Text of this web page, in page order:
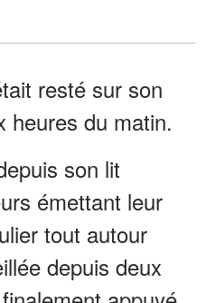
resté sur son
heures du matin.
son lit
émettant leur
tout autour
depuis deux